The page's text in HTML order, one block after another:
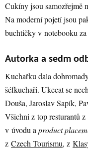
Cukíny jsou samozřejmě
Na moderní pojetí jsou
buchtičky v notebooku
Autorka a sedm
Kuchařku dala
šéfkuchaři. Ukecat se
Douša, Jaroslav Sapík,
Všichni z top resturantů
v úvodu a product
z Czech Tourismu, z